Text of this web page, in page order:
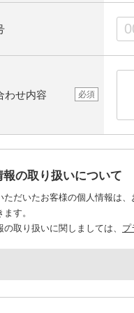
わせ内容 必須
報の取り扱いについて
ただいたお客様の個人情報は
す。
の取り扱いに関しましては、 プ